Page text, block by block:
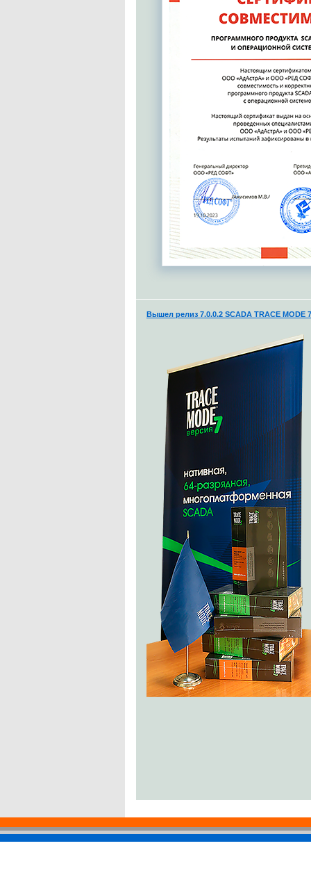
Вышел релиз 7.0.0.2 SCADA TRACE MODE 7